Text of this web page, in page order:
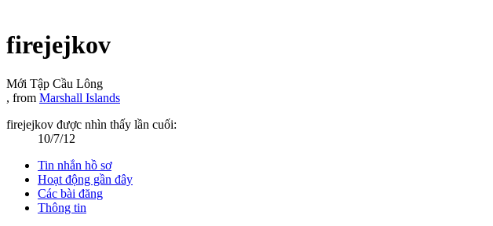
firejejkov
Mới Tập Cầu Lông
, from Marshall Islands
firejejkov được nhìn thấy lần cuối:
10/7/12
Tin nhắn hồ sơ
Hoạt động gần đây
Các bài đăng
Thông tin